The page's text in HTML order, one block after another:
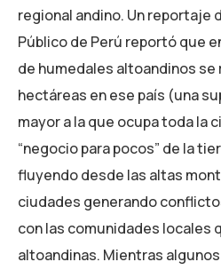
regional andino. Un reportaje
Público de Perú reportó que
de humedales altoandinos se
hectáreas en ese país (una
mayor a la que ocupa toda la
“negocio para pocos” de la
fluyendo desde las altas
ciudades generando
con las comunidades locales
altoandinas. Mientras